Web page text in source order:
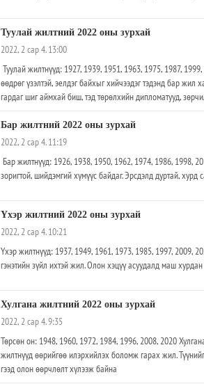
Туулай жилтний 2022 оны зурхай
2022, 2 сар 4. 13:00
Туулай жилтнүүд: 1927, 1939, 1951, 1963, 1975, 1987,
өөдрөг үзэлтэй, эелдэг байхыг хийчээдэг тэдэнд бар жил
гардаг шиг аймхай биш, тэд төрөлхийн дипломатууд,
Бар жилтний 2022 оны зурхай
2022, 2 сар 4. 11:19
Бар жилтнүүд: 1926, 1938, 1950, 1962, 1974, 1986, 1998,
зоригтой, шийдэмгий хүмүүс байдаг. Эрсдэлд дуртай, хурд
Үхэр жилтний 2022 оны зурхай
2022, 2 сар 4. 10:21
Үхэр жилтнүүд: 1937, 1949, 1961, 1973, 1985, 1997, 2009,
гэнэтийн зүйл ихтэй жил. Олон хэцүү асуудалд маш
Хулгана жилтний 2022 оны зурхай
2022, 2 сар 4. 9:35
Төрсөн он: 1948, 1960, 1972, 1984, 1996, 2008, 2020
жилтнүүд өөрийгөө илэрхийлэх боломж гарах жил.
гээд олон өөрчлөлт хүлээж байна